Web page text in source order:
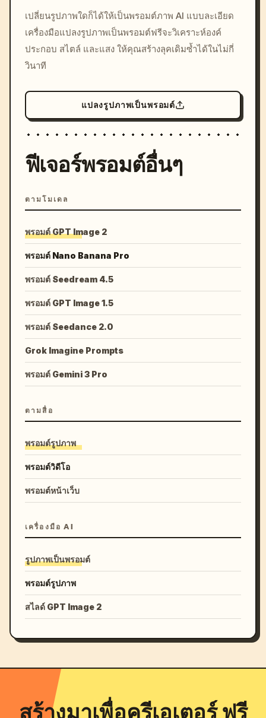
c, cyberpunk sunset, neon
colors, 8k --v 6.0
เปลี่ยนรูปภาพใดก็ได้ให้เป็นพรอมต์ภาพ AI แบบละเอียด
เครื่องมือแปลงรูปภาพเป็นพรอมต์ฟรีจะวิเคราะห์องค์
ประกอบ สไตล์ และแสง ให้คุณสร้างลุคเดิมซ้ำได้ในไม่กี่
วินาที
แปลงรูปภาพเป็นพรอมต์
ฟีเจอร์พรอมต์อื่นๆ
ตามโมเดล
พรอมต์ GPT Image 2
พรอมต์ Nano Banana Pro
พรอมต์ Seedream 4.5
พรอมต์ GPT Image 1.5
พรอมต์ Seedance 2.0
Grok Imagine Prompts
พรอมต์ Gemini 3 Pro
ตามสื่อ
พรอมต์รูปภาพ
พรอมต์วิดีโอ
พรอมต์หน้าเว็บ
เครื่องมือ AI
รูปภาพเป็นพรอมต์
พรอมต์รูปภาพ
สไลด์ GPT Image 2
สร้างมาเพื่อครีเอเตอร์ ฟรี